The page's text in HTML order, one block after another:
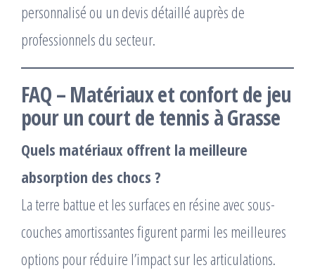
personnalisé ou un devis détaillé auprès de
professionnels du secteur.
FAQ – Matériaux et confort de jeu
pour un court de tennis à Grasse
Quels matériaux offrent la meilleure
absorption des chocs ?
La terre battue et les surfaces en résine avec sous-
couches amortissantes figurent parmi les meilleures
options pour réduire l’impact sur les articulations.